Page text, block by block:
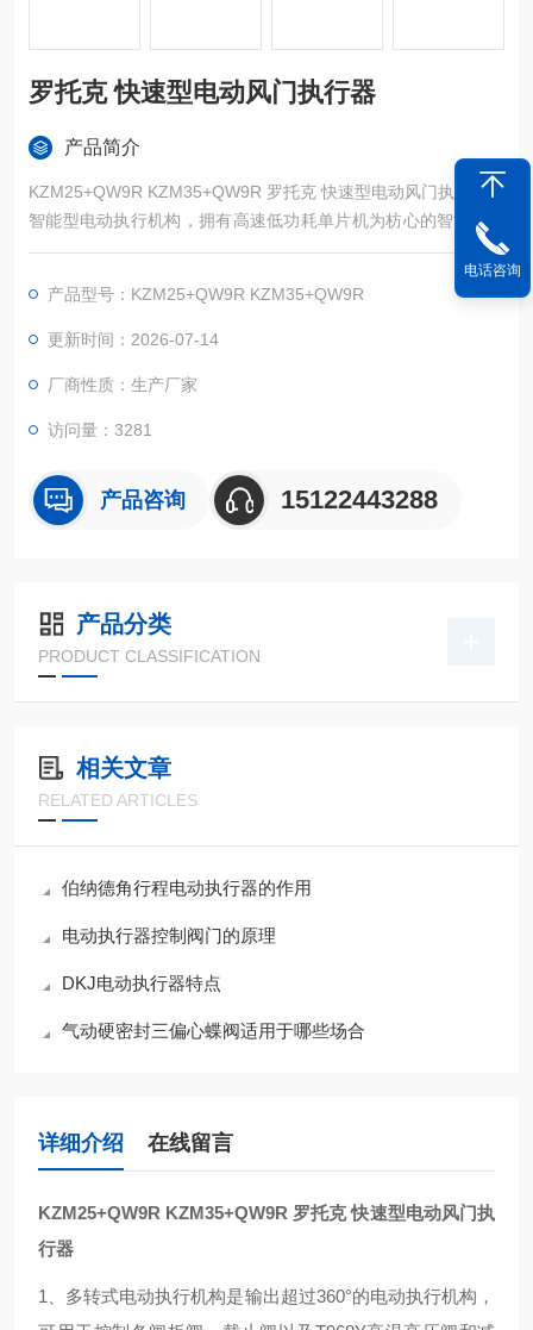
罗托克 快速型电动风门执行器
产品简介
KZM25+QW9R KZM35+QW9R 罗托克 快速型电动风门执行器
智能型电动执行机构，拥有高速低功耗单片机为枋心的智能信号
采集控制单元，对各种阀门或装置进行精确定位操作。
产品型号：KZM25+QW9R KZM35+QW9R
更新时间：2026-07-14
厂商性质：生产厂家
访问量：3281
产品咨询 15122443288
产品分类
PRODUCT CLASSIFICATION
相关文章
RELATED ARTICLES
伯纳德角行程电动执行器的作用
电动执行器控制阀门的原理
DKJ电动执行器特点
气动硬密封三偏心蝶阀适用于哪些场合
详细介绍 在线留言
KZM25+QW9R KZM35+QW9R 罗托克 快速型电动风门执
行器
1、多转式电动执行机构是输出超过360°的电动执行机构，
电话咨询